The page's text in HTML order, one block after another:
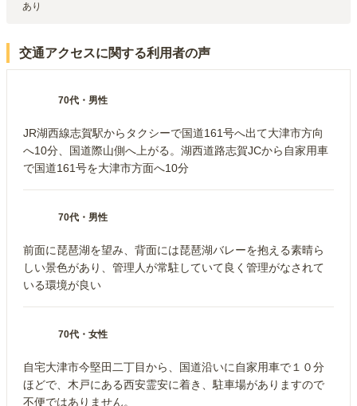
あり
交通アクセスに関する利用者の声
70代 ・ 男性
JR湖西線志賀駅からタクシーで国道161号へ出て大津市方向
へ10分、国道際山側へ上がる。湖西道路志賀JCから自家用車
で国道161号を大津市方面へ10分
70代 ・ 男性
前面に琵琶湖を望み、背面には琵琶湖バレーを抱える素晴ら
しい景色があり、管理人が常駐していて良く管理がなされて
いる環境が良い
70代 ・ 女性
自宅大津市今堅田二丁目から、国道沿いに自家用車で１０分
ほどで、木戸にある西安霊安に着き、駐車場がありますので
不便ではありません。